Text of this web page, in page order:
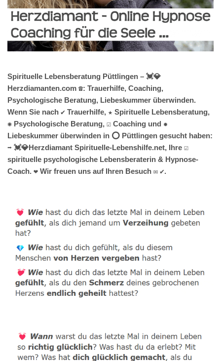
Spirituelle Lebensberatung Püttlingen – 💓️💎
Herzdiamanten.com ☎️: Trauerhilfe, Coaching,
Psychologische Beratung, Liebeskummer überwinden.
Wenn Sie nach ✔️ Trauerhilfe, ★ Spirituelle Lebensberatung,
✺ Psychologische Beratung, ☑️ Coaching und ✹
Liebeskummer überwinden in ⭕ Püttlingen gesucht haben:
➡️ 💓️💎Herzdiamant Spirituelle-Lebenshilfe.net, Ihre ☑️
spirituelle psychologische Lebensberaterin & Hypnose-
Coach. ❤ Wir freuen uns auf Ihren Besuch ✉ ✔.